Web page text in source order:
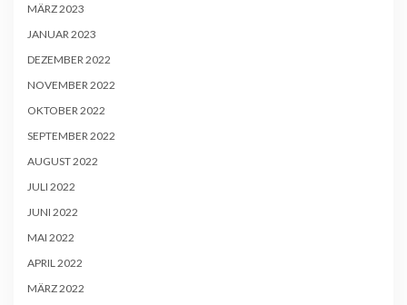
MÄRZ 2023
JANUAR 2023
DEZEMBER 2022
NOVEMBER 2022
OKTOBER 2022
SEPTEMBER 2022
AUGUST 2022
JULI 2022
JUNI 2022
MAI 2022
APRIL 2022
MÄRZ 2022